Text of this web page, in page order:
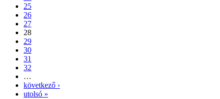
25
26
27
28
29
30
31
32
…
következő ›
utolsó »